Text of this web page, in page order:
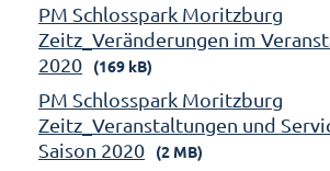
PM Schlosspark Moritzburg
Zeitz_Veränderungen im
2020
(169 kB)
PM Schlosspark Moritzburg
Zeitz_Veranstaltungen und
Saison 2020
(2 MB)